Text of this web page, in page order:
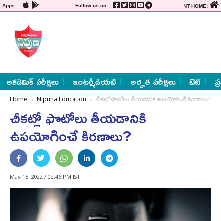
Apps: Follow us on: NT HOME:
అకడెమిక్ పరీక్షలు ఇంటర్మీడియట్ అర్హత పరీక్షలు టెట్
Home Nipuna Education చీకట్లో ఫొటోలు తీయడానికి ఉపయోగించే కిరణాలు?
చీకట్లో ఫొటోలు తీయడానికి
ఉపయోగించే కిరణాలు?
May 15, 2022 / 02:46 PM IST